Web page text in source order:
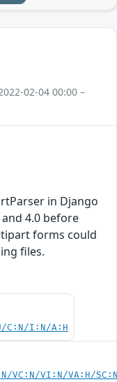
02-04 00:00 –
in Django
and 4.0 before
forms could
files.
C:N/I:N/A:H
VC:N/VI:N/VA:H/